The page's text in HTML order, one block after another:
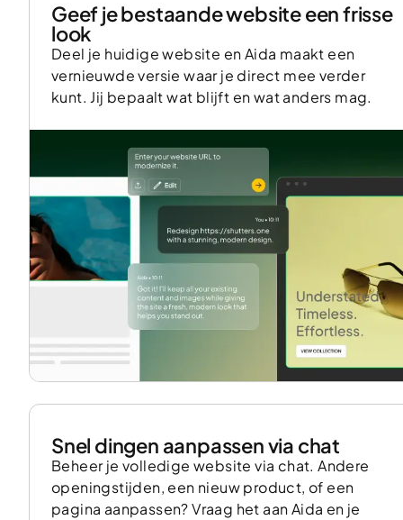
Geef je bestaande website een frisse
look
Deel je huidige website en Aida maakt een
vernieuwde versie waar je direct mee verder
kunt. Jij bepaalt wat blijft en wat anders mag.
Snel dingen aanpassen via chat
Beheer je volledige website via chat. Andere
openingstijden, een nieuw product, of een
pagina aanpassen? Vraag het aan Aida en je